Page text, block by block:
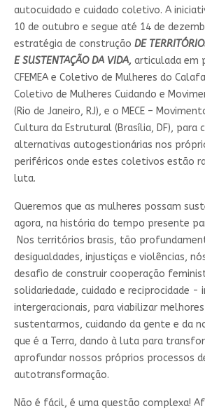
autocuidado e cuidado coletivo. A
10 de outubro e segue até 14 de
estratégia de construção DE
E SUSTENTAÇÃO DA VIDA, articulada em
CFEMEA e Coletivo de Mulheres do
Coletivo de Mulheres Cuidando e
(Rio de Janeiro, RJ), e o MECE –
Cultura da Estrutural (Brasília, DF), para
alternativas autogestionárias nos
periféricos onde estes coletivos estão
luta.
Queremos que as mulheres possam
agora, na história do tempo presente
Nos territórios brasis, tão
desigualdades, injustiças e violências,
desafio de construir cooperação
solidariedade, cuidado e reciprocidade -
intergeracionais, para viabilizar
sustentarmos, cuidando da gente e da
que é a Terra, dando à luta para
aprofundar nossos próprios processos
autotransformação.
Não é fácil, é uma questão complexa!